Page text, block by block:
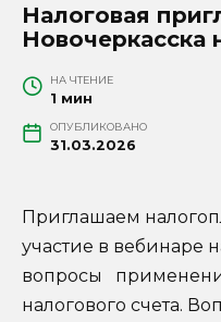
Налоговая
Новочеркасска
НА ЧТЕНИЕ
1 мин
ОПУБЛИКОВАНО
31.03.2026
Приглашаем
участие в вебинаре
вопросы
налогового счета.